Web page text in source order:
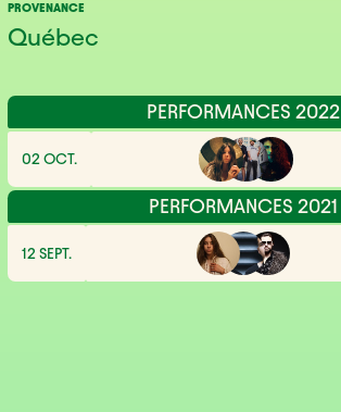
PROVENANCE
Québec
PERFORMANCES 2022
02 OCT.
PERFORMANCES 2021
12 SEPT.